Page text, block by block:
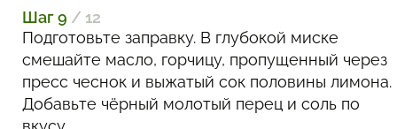
Шаг 9 / 12
Подготовьте заправку. В глубокой миске
смешайте масло, горчицу, пропущенный через
пресс чеснок и выжатый сок половины лимона.
Добавьте чёрный молотый перец и соль по